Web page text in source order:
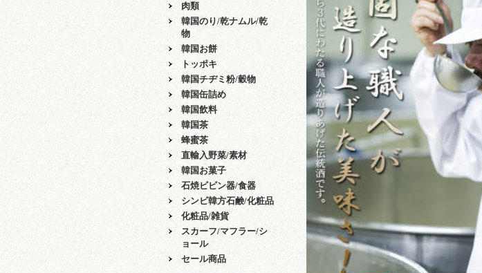
肉類
韓国のり/乾ナムル/乾
物
韓国お餅
トッポキ
韓国チヂミ粉/穀物
韓国缶詰め
韓国飲料
韓国茶
蜂蜜茶
直輸入野菜/素材
韓国お菓子
石焼ビビン器/食器
シンビ韓方石鹸/化粧品
化粧品/雑貨
スカーフ/マフラー/シ
ョール
セール商品